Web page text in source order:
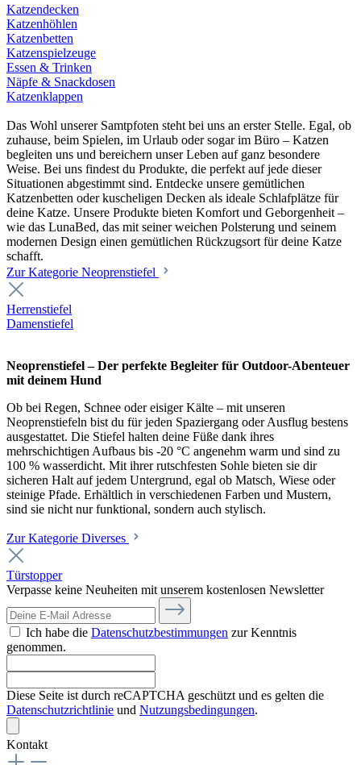
Katzendecken
Katzenhöhlen
Katzenbetten
Katzenspielzeuge
Essen & Trinken
Näpfe & Snackdosen
Katzenklappen
Das Wohl unserer Samtpfoten steht bei uns an erster Stelle. Egal, ob
zuhause, beim Spielen, im Urlaub oder sogar im Büro – Katzen
begleiten uns und bereichern unser Leben auf ganz besondere
Weise. Bei uns findest du Produkte, die perfekt auf jede dieser
Situationen abgestimmt sind. Entdecke unsere gemütlichen
Katzenbetten oder kuscheligen Decken als ideale Schlafplätze für
deine Katze. Unsere Produkte bieten Komfort und Geborgenheit –
wie das LunaBed, das mit seiner weichen Polsterung und seinem
modernen Design einen gemütlichen Rückzugsort für deine Katze
schafft.
Zur Kategorie Neoprenstiefel
Herrenstiefel
Damenstiefel
Neoprenstiefel – Der perfekte Begleiter für Outdoor-Abenteuer
mit deinem Hund
Ob bei Regen, Schnee oder eisiger Kälte – mit unseren
Neoprenstiefeln bist du für jeden Spaziergang oder Ausflug bestens
ausgestattet. Die Stiefel halten deine Füße dank ihres
mehrschichtigen Aufbaus bis -20 °C angenehm warm und sind zu
100 % wasserdicht. Mit ihrer rutschfesten Sohle bieten sie dir
sicheren Halt auf jedem Untergrund, egal ob Matsch, Wiese oder
steinige Pfade. Erhältlich in verschiedenen Farben und Mustern,
sind sie nicht nur funktional, sondern auch stylisch.
Zur Kategorie Diverses
Türstopper
Verpasse keine Neuheiten mit unserem kostenlosen Newsletter
Ich habe die Datenschutzbestimmungen zur Kenntnis
genommen.
Diese Seite ist durch reCAPTCHA geschützt und es gelten die
Datenschutzrichtlinie und Nutzungsbedingungen.
Kontakt